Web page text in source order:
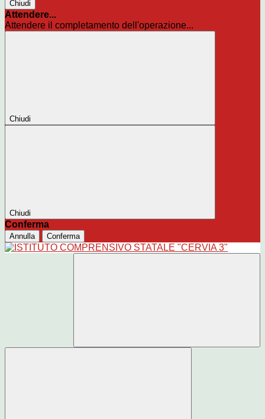
Chiudi
Attendere...
Attendere il completamento dell'operazione...
Chiudi
Chiudi
Conferma
Annulla Conferma